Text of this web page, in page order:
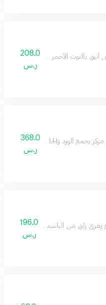
أنيق بالتوت الأحمر والفريزيا وخشب
208.0
ر.س
يجمع الورد والجلد والأخشاب
368.0
ر.س
زهري راقٍ من الياسمين والباتشولي
196.0
ر.س